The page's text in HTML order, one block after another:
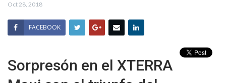
Oct 28, 2018
FACEBOOK
Sorpresón en el XTERRA